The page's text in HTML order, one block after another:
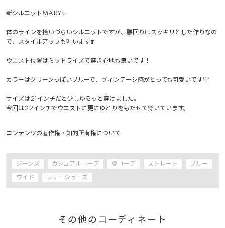
新シルエットMARY✨
体のラインを拾いづらいシルエットですが、腰回りはスッキリとした作りなの
で、スタイルアップも叶います❣️
ウエスト位置はミッドライズで穿き心地も良いです！
カラーはグリーンっぽいブルーで、ヴィンテージ感がとっても可愛いです♡
サイズは21インチだと少しゆるっと穿けました。
コンテンツの著作権・知的所有権について
ジーンズ カジュアルコーデ 夏コーデ ストレート ブルー
ワイド レザーシューズ
その他のコーディネート